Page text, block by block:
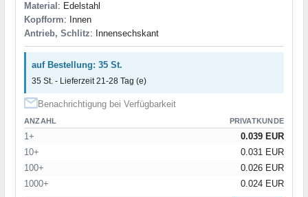
Material: Edelstahl
Kopfform: Innen
Antrieb, Schlitz: Innensechskant
auf Bestellung: 35 St.
35 St. - Lieferzeit 21-28 Tag (e)
Benachrichtigung bei Verfügbarkeit
ANZAHL PRIVATKUNDE
1+
0.039 EUR
10+
0.031 EUR
100+
0.026 EUR
1000+
0.024 EUR